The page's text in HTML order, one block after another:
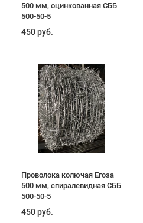
500 мм, оцинкованная СББ
500-50-5
450 руб.
Проволока колючая Егоза
500 мм, спиралевидная СББ
500-50-5
450 руб.